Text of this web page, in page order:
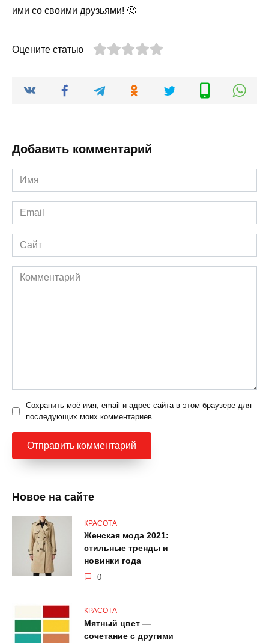
ими со своими друзьями! 🙂
Оцените статью
Добавить комментарий
Имя
*
Email
*
Сайт
Комментарий
Сохранить моё имя, email и адрес сайта в этом браузере для
последующих моих комментариев.
Новое на сайте
КРАСОТА
Женская мода 2021:
стильные тренды и
новинки года
0
КРАСОТА
Мятный цвет —
сочетание с другими